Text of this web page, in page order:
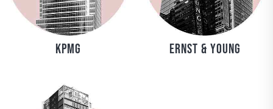
KPMG Ernst & Young